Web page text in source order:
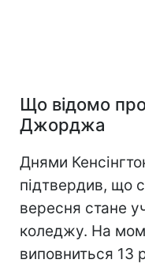
Що відомо
Джорджа
Днями
підтвердив, що
вересня стане
коледжу. На
виповниться 13